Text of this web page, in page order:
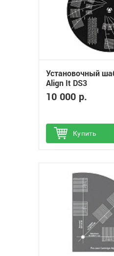
Установочный
Align It DS3
10 000 р.
Купить
Добавить в